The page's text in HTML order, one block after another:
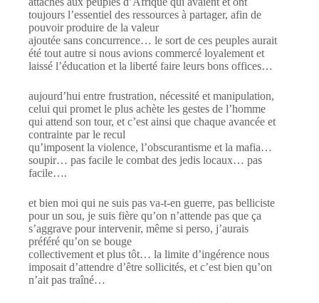
toujours l’essentiel des ressources à partager, afin de
pouvoir produire de la valeur
ajoutée sans concurrence… le sort de ces peuples aurait
été tout autre si nous avions commercé loyalement et
laissé l’éducation et la liberté faire leurs bons offices…
aujourd’hui entre frustration, nécessité et manipulation,
celui qui promet le plus achète les gestes de l’homme
qui attend son tour, et c’est ainsi que chaque avancée et
contrainte par le recul
qu’imposent la violence, l’obscurantisme et la mafia…
soupir… pas facile le combat des jedis locaux… pas
facile….
et bien moi qui ne suis pas va-t-en guerre, pas belliciste
pour un sou, je suis fière qu’on n’attende pas que ça
s’aggrave pour intervenir, même si perso, j’aurais
préféré qu’on se bouge
collectivement et plus tôt… la limite d’ingérence nous
imposait d’attendre d’être sollicités, et c’est bien qu’on
n’ait pas traîné…